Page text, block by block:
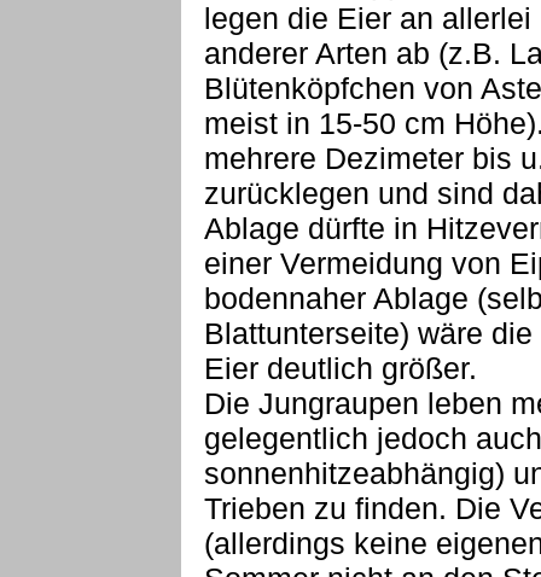
legen die Eier an
anderer Arten ab (z.B.
Blütenköpfchen von
meist in 15-50 cm
mehrere Dezimeter bis
zurücklegen und sind
Ablage dürfte in
einer Vermeidung von
bodennaher Ablage
Blattunterseite) wäre
Eier deutlich größer.
Die Jungraupen leben
gelegentlich jedoch
sonnenhitzeabhängig)
Trieben zu finden. Die
(allerdings keine